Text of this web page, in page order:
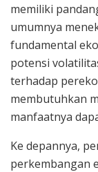
memiliki
umumnya
fundamental
potensi
terhadap
membutuhkan
manfaatnya
Ke depannya,
perkembangan